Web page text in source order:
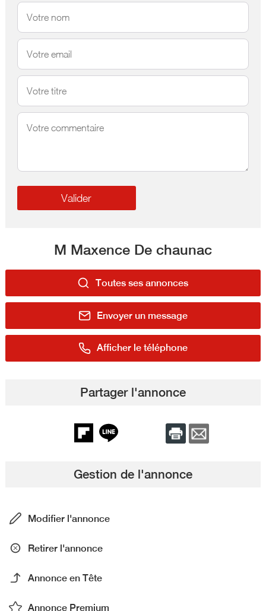
M Maxence De chaunac
Toutes ses annonces
Envoyer un message
Afficher le téléphone
Partager l'annonce
Gestion de l'annonce
Modifier l'annonce
Retirer l'annonce
Annonce en Tête
Annonce Premium